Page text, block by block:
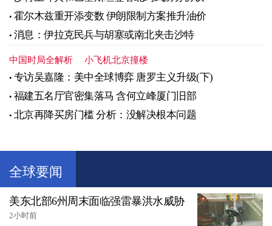
霍尔木兹重开添变数 伊朗限制方案推升油价
消息：伊拉克民兵与胡塞或南北夹击沙特
中国时局全解析 小飞机北京撞楼
专访吴嘉隆：美中全球博弈 唐罗主义升级(下)
福建五名厅官密集落马 含何立峰厦门旧部
北京再降买房门槛 分析：没解决根本问题
全球要闻
美东北部6州周末面临强雷暴洪水威胁
2小时前